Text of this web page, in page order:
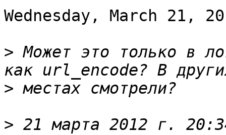
Wednesday, March 21,
> Может это только в
>
> 21 марта 2012 г.